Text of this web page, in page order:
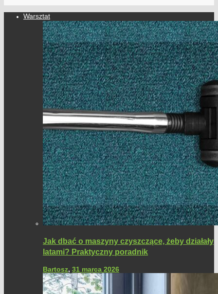
Warsztat
Jak dbać o maszyny czyszczące, żeby działały
latami? Praktyczny poradnik
Bartosz, 31 marca 2026